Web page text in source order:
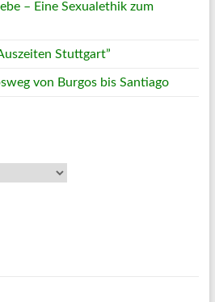
– Eine Sexualethik zum
Stuttgart”
von Burgos bis Santiago